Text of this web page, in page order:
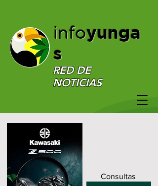
infoyunga
s
RED DE
NOTICIAS
Consultas